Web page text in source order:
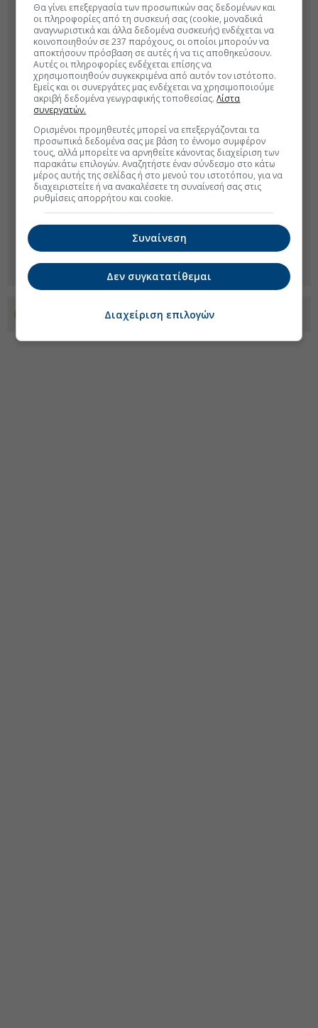
Προσθέστε το euro2day.gr στο Discover
Θα γίνει επεξεργασία των προσωπικών σας δεδομένων και
οι πληροφορίες από τη συσκευή σας (cookie, μοναδικά
αναγνωριστικά και άλλα δεδομένα συσκευής) ενδέχεται να
κοινοποιηθούν σε 237 παρόχους, οι οποίοι μπορούν να
αποκτήσουν πρόσβαση σε αυτές ή να τις αποθηκεύσουν.
Αυτές οι πληροφορίες ενδέχεται επίσης να
χρησιμοποιηθούν συγκεκριμένα από αυτόν τον ιστότοπο.
Εμείς και οι συνεργάτες μας ενδέχεται να χρησιμοποιούμε
ακριβή δεδομένα γεωγραφικής τοποθεσίας.Λίστα
συνεργατών.
Ορισμένοι προμηθευτές μπορεί να επεξεργάζονται τα
προσωπικά δεδομένα σας με βάση το έννομο συμφέρον
τους, αλλά μπορείτε να αρνηθείτε κάνοντας διαχείριση των
παρακάτω επιλογών. Αναζητήστε έναν σύνδεσμο στο κάτω
μέρος αυτής της σελίδας ή στο μενού του ιστοτόπου, για να
διαχειριστείτε ή να ανακαλέσετε τη συναίνεσή σας στις
ρυθμίσεις απορρήτου και cookie.
Συναίνεση
Δεν συγκατατίθεμαι
Διαχείριση επιλογών